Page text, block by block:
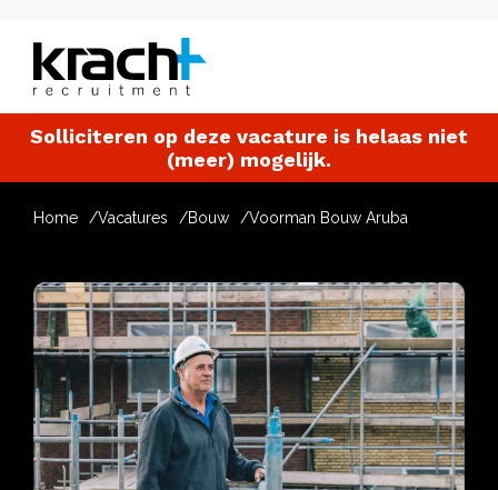
Solliciteren op deze vacature is helaas niet
(meer) mogelijk.
Home Vacatures Bouw Voorman Bouw Aruba